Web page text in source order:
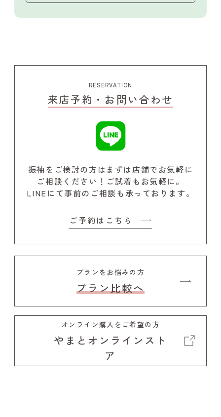
RESERVATION
来店予約・お問い合わせ
振袖をご検討の方はまずは店舗でお気軽に
ご相談ください！ ご試着もお気軽に。
LINEにて事前のご相談も承っております。
ご予約はこちら
プランをお悩みの方
プラン比較へ
オンライン購入をご希望の方
やまとオンラインスト
ア